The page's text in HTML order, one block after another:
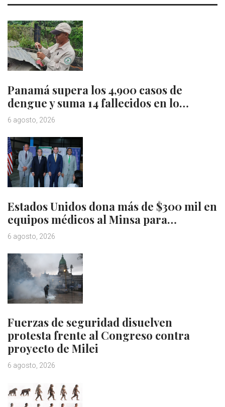
Panamá supera los 4,900 casos de
dengue y suma 14 fallecidos en lo…
6 agosto, 2026
Estados Unidos dona más de $300 mil en
equipos médicos al Minsa para…
6 agosto, 2026
Fuerzas de seguridad disuelven
protesta frente al Congreso contra
proyecto de Milei
6 agosto, 2026